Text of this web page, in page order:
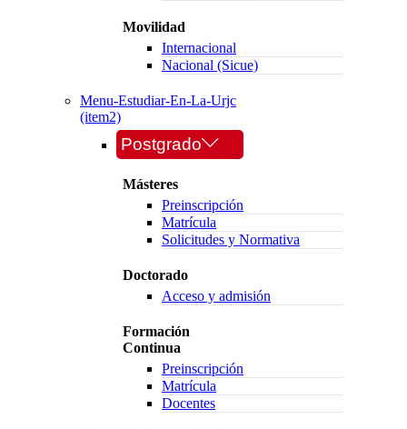
Movilidad
Internacional
Nacional (Sicue)
Menu-Estudiar-En-La-Urjc
(item2)
Postgrado
Másteres
Preinscripción
Matrícula
Solicitudes y Normativa
Doctorado
Acceso y admisión
Formación
Continua
Preinscripción
Matrícula
Docentes